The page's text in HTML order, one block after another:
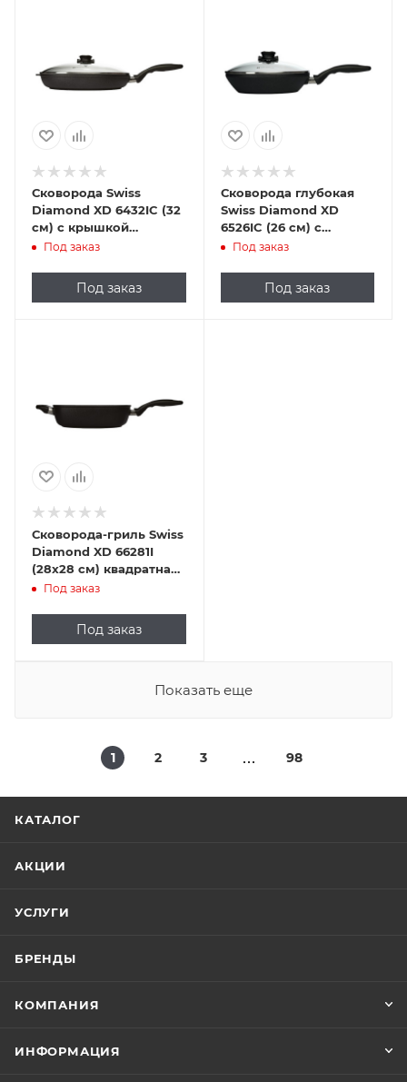
Сковорода Swiss
Diamond XD 6432IC (32
см) с крышкой
индукционная
Под заказ
Под заказ
Сковорода глубокая
Swiss Diamond XD
6526IC (26 см) с
крышкой
Под заказ
Под заказ
Сковорода-гриль Swiss
Diamond XD 66281I
(28х28 см) квадратная
индукционная
Под заказ
Под заказ
Показать еще
1 2 3 98
КАТАЛОГ
АКЦИИ
УСЛУГИ
БРЕНДЫ
КОМПАНИЯ
ИНФОРМАЦИЯ